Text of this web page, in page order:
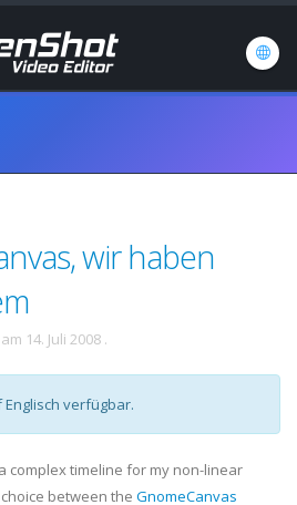
wir haben
am 14. Juli 2008 .
verfügbar.
complex timeline for my non-linear
between the GnomeCanvas